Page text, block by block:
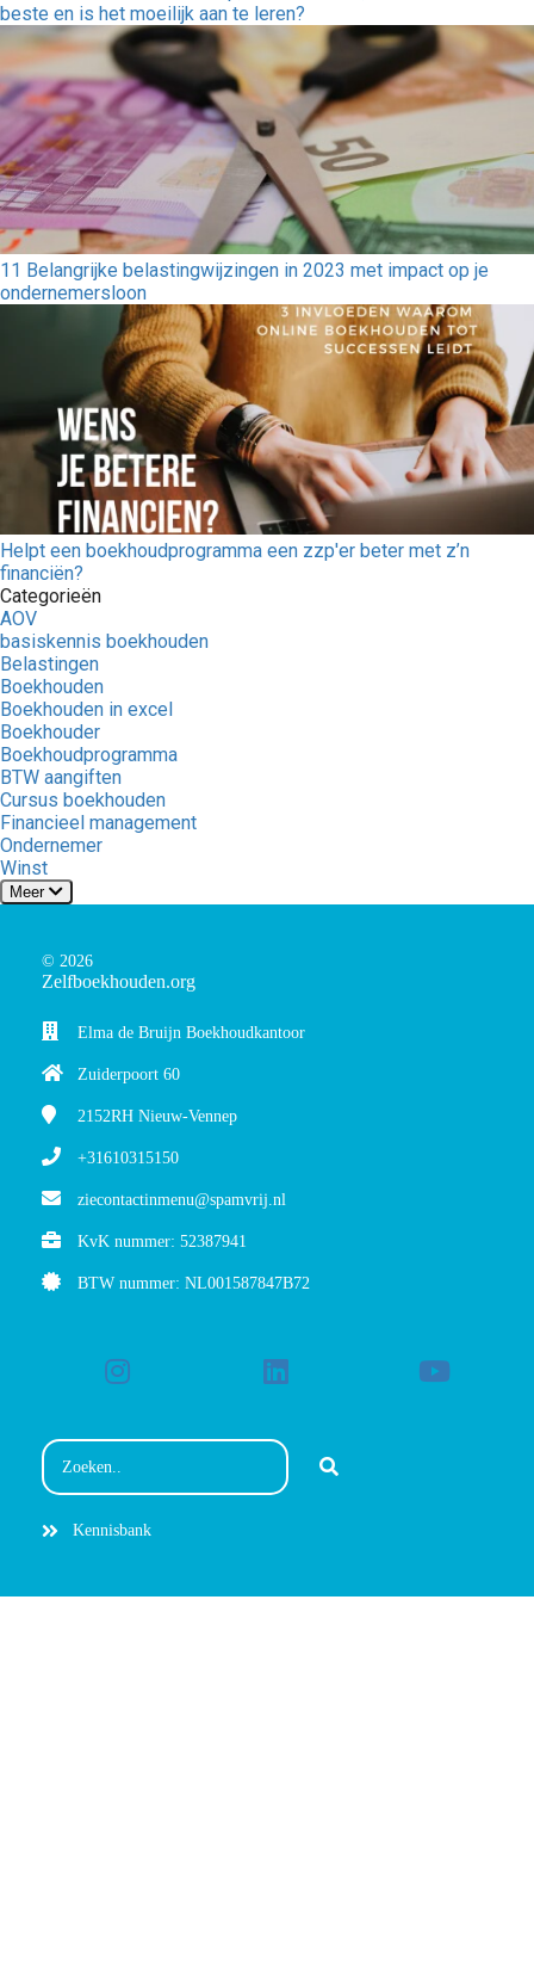
beste en is het moeilijk aan te leren?
11 Belangrijke belastingwijzingen in 2023 met impact op je
ondernemersloon
Helpt een boekhoudprogramma een zzp'er beter met z’n
financiën?
Categorieën
AOV
basiskennis boekhouden
Belastingen
Boekhouden
Boekhouden in excel
Boekhouder
Boekhoudprogramma
BTW aangiften
Cursus boekhouden
Financieel management
Ondernemer
Winst
Meer
© 2026
Zelfboekhouden.org
Elma de Bruijn Boekhoudkantoor
Zuiderpoort 60
2152RH Nieuw-Vennep
+31610315150
ziecontactinmenu@spamvrij.nl
KvK nummer: 52387941
BTW nummer: NL001587847B72
Kennisbank